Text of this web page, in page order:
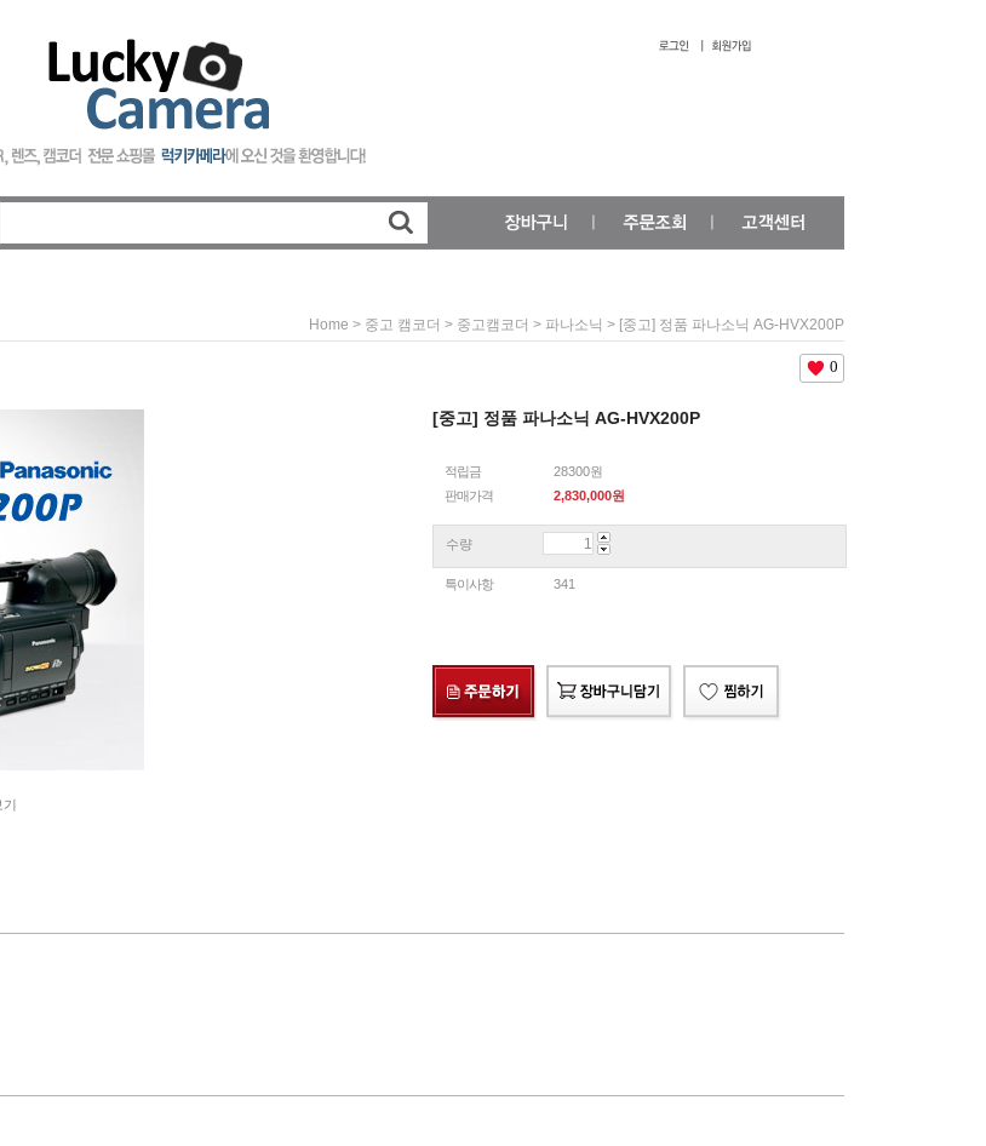
Home > 중고 캠코더 > 중고캠코더 > 파나소닉 > [중고] 정품 파나소닉 AG-HVX200P
기
0
[중고] 정품 파나소닉 AG-HVX200P
적립금
28300원
판매가격
2,830,000원
수량
특이사항 341